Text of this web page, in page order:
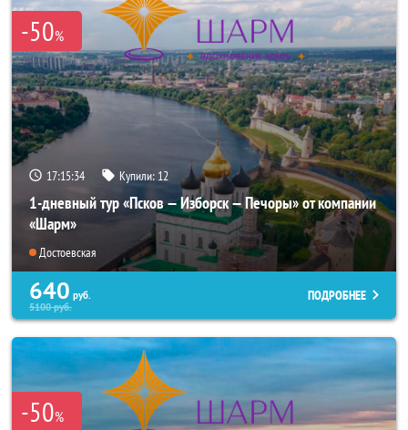
-50%
17:15:33 Купили: 12
1-дневный тур «Псков — Изборск — Печоры» от компании
«Шарм»
Достоевская
640 руб.
5100руб.
ПОДРОБНЕЕ
-50%